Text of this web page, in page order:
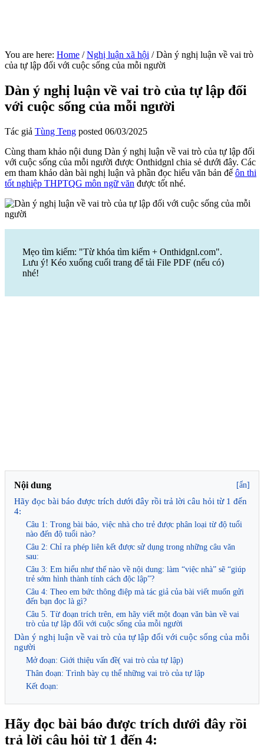
You are here: Home / Nghị luận xã hội /Dàn ý nghị luận về vai trò
của tự lập đối với cuộc sống của mỗi người
Dàn ý nghị luận về vai trò của tự lập đối
với cuộc sống của mỗi người
Tác giả Tùng Teng posted 06/03/2025
Cùng tham khảo nội dung Dàn ý nghị luận về vai trò của tự lập đối
với cuộc sống của mỗi người được Onthidgnl chia sẻ dưới đây. Các
em tham khảo dàn bài nghị luận và phần đọc hiểu văn bản để ôn thi
tốt nghiệp THPTQG môn ngữ văn được tốt nhé.
Mẹo tìm kiếm: "Từ khóa tìm kiếm + Onthidgnl.com".
Lưu ý! Kéo xuống cuối trang để tải File PDF (nếu có)
nhé!
Nội dung [ẩn]
Hãy đọc bài báo được trích dưới đây rồi trả lời câu hỏi từ 1 đến
4:
Câu 1: Trong bài báo, việc nhà cho trẻ được phân loại từ độ tuổi
nào đến độ tuổi nào?
Câu 2: Chỉ ra phép liên kết được sử dụng trong những câu văn
sau:
Câu 3: Em hiểu như thế nào về nội dung: làm “việc nhà” sẽ “giúp
trẻ sớm hình thành tính cách độc lập”?
Câu 4: Theo em bức thông điệp mà tác giả của bài viết muốn gửi
đến bạn đọc là gì?
Câu 5. Từ đoạn trích trên, em hãy viết một đoạn văn bàn về vai
trò của tự lập đối với cuộc sống của mỗi người
Dàn ý nghị luận về vai trò của tự lập đối với cuộc sống của mỗi
người
Mở đoạn: Giới thiệu vấn đề( vai trò của tự lập)
Thân đoạn: Trình bày cụ thể những vai trò của tự lập
Kết đoạn:
Hãy đọc bài báo được trích dưới đây rồi
trả lời câu hỏi từ 1 đến 4: